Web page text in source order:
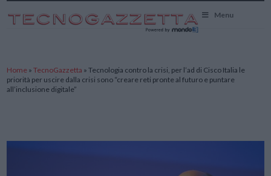
Menu
Home »TecnoGazzetta »Tecnologia contro la crisi, per l’ad di Cisco Italia le
priorità per uscire dalla crisi sono “creare reti pronte al futuro e puntare
all’inclusione digitale”